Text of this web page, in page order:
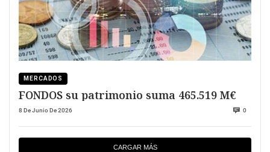
MERCADOS
FONDOS su patrimonio suma 465.519 M€
8 De Junio De 2026 0
CARGAR MÁS